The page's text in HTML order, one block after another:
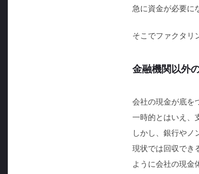
急に資金が必要に
そこでファクタリ
金融機関以外
会社の現金が底を
一時的とはいえ、
しかし、銀行やノ
現状では回収でき
ように会社の現金